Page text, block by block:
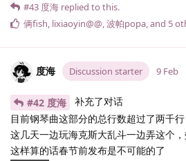
#43 度海 replied to this.
俩fish, lixiaoyin@@,波帕popa, and 5
度海 Discussion starter 9 Feb
#42 度海
补充了对话
目前钢琴曲这部分的总行数超过了两千行
这几天一边玩海克斯大乱斗一边弄这个
这样算的话春节前发布是不可能的了